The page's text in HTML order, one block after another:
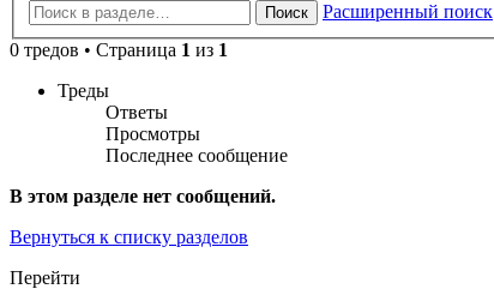
Поиск
Расширенный поиск
0 тредов • Страница 1 из 1
Треды
Ответы
Просмотры
Последнее сообщение
В этом разделе нет сообщений.
Вернуться к списку разделов
Перейти